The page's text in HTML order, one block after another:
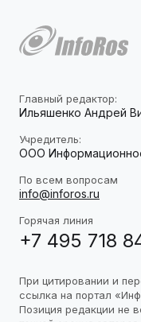
Главный редактор:
Ильяшенко Андрей
Учредитель:
ООО
По всем вопросам
info@inforos.ru
Горячая линия
+7 495 718
При цитировании и
ссылка на портал
Позиция редакции не